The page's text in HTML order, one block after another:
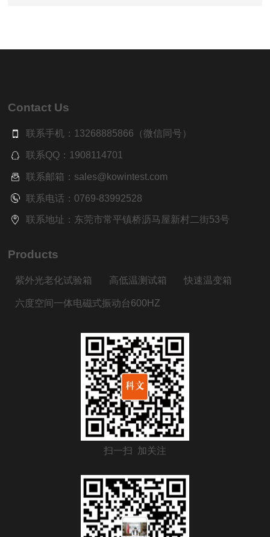
Contact Us
联系手机：13268885866（微信同号）
联系QQ：1908114701
联系邮箱：sales@kowintest.com
联系电话：0769-83992528
联系地址：东莞市常平镇桥沥马屋新村二街53号
Products
紫外光老化试验箱 高低温测试箱 快速温变箱
六度空间一体电磁式振动台600HZ
扫一扫 加关注